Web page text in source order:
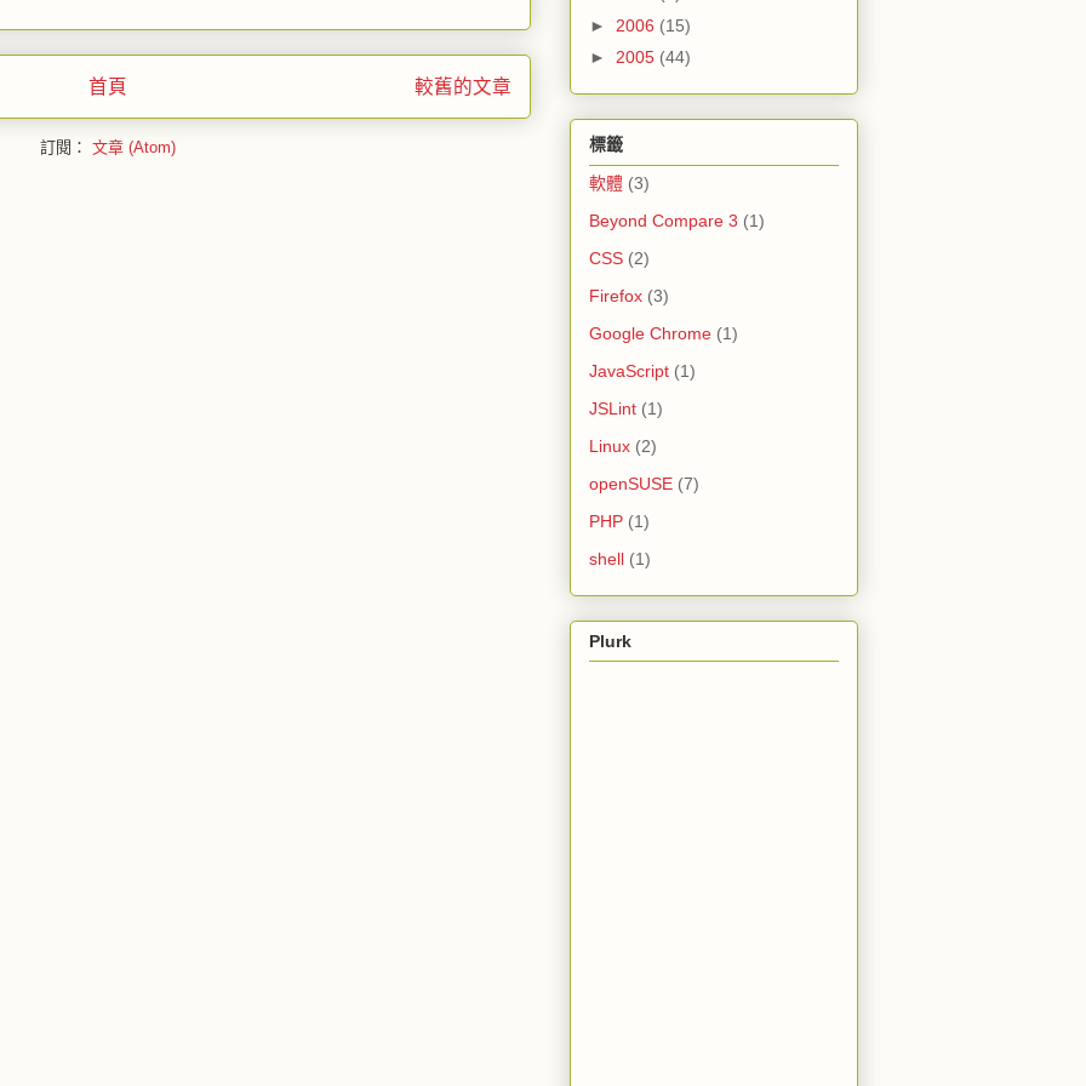
較舊的文章
首頁
訂閱： 文章 (Atom)
► 2006 (15)
► 2005 (44)
標籤
軟體 (3)
Beyond Compare 3 (1)
CSS (2)
Firefox (3)
Google Chrome (1)
JavaScript (1)
JSLint (1)
Linux (2)
openSUSE (7)
PHP (1)
shell (1)
Plurk